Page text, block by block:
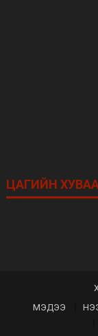
ЦАГИЙН
МЭДЭЭ